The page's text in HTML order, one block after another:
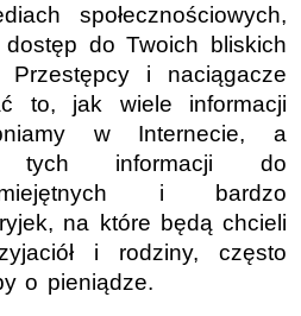
społecznościowych,
dostęp do Twoich bliskich
Przestępcy i naciągacze
to, jak wiele informacji
w Internecie, a
tych informacji do
i bardzo
na które będą chcieli
i rodziny, często
o pieniądze.